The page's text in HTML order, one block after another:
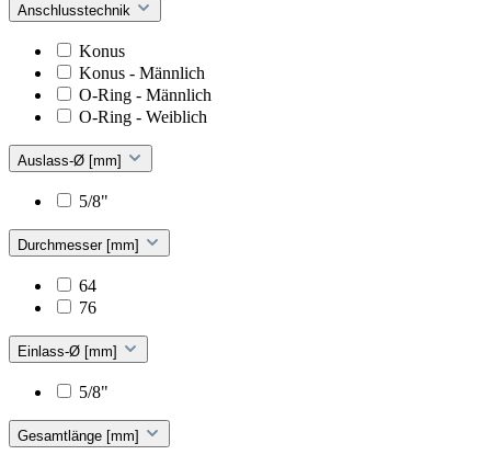
Anschlusstechnik
Konus
Konus - Männlich
O-Ring - Männlich
O-Ring - Weiblich
Auslass-Ø [mm]
5/8"
Durchmesser [mm]
64
76
Einlass-Ø [mm]
5/8"
Gesamtlänge [mm]